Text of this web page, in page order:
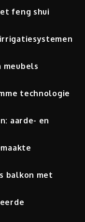
feng shui
meubels
technologie
aarde- en
balkon met